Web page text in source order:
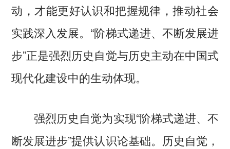
动，才能更好认识和把握规律，推动社会
实践深入发展。“阶梯式递进、不断发展进
步”正是强烈历史自觉与历史主动在中国式
现代化建设中的生动体现。
强烈历史自觉为实现“阶梯式递进、不
断发展进步”提供认识论基础。历史自觉，